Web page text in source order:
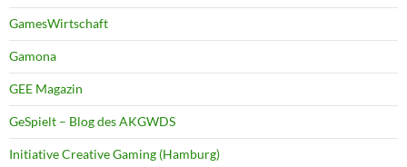
GamesWirtschaft
Gamona
GEE Magazin
GeSpielt – Blog des AKGWDS
Initiative Creative Gaming (Hamburg)